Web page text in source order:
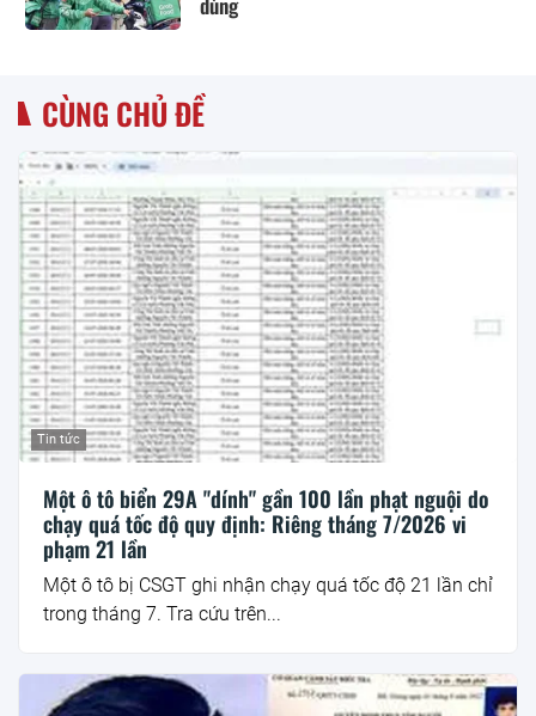
CÙNG CHỦ ĐỀ
Tin tức
Một ô tô biển 29A "dính" gần 100 lần phạt nguội do
chạy quá tốc độ quy định: Riêng tháng 7/2026 vi
phạm 21 lần
Một ô tô bị CSGT ghi nhận chạy quá tốc độ 21 lần chỉ
trong tháng 7. Tra cứu trên...